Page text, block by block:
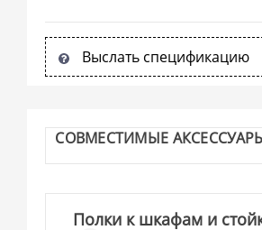
Выслать спецификацию
СОВМЕСТИМЫЕ
Полки к шкафам и